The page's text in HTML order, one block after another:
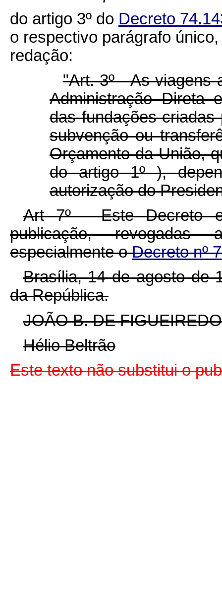
do artigo 3º do Decreto
o respectivo parágrafo
redação:
"Art. 3º - As viagens
Administração Direta
das fundações
subvenção ou
Orçamento da União,
do artigo 1º ),
autorização do
Art 7º - Este Decreto
publicação, revogadas
especialmente oDecreto nº
Brasília, 14 de agosto de
da República.
JOÃO B. DE FIGUEIREDO
Hélio Beltrão
Este texto não substitui o